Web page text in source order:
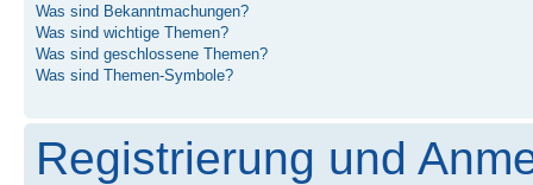
Was sind Bekanntmachungen?
Was sind wichtige Themen?
Was sind geschlossene Themen?
Was sind Themen-Symbole?
Registrierung und